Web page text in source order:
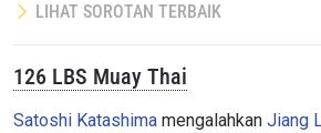
LIHAT SOROTAN TERBAIK
126 LBS Muay Thai
Satoshi Katashima mengalahkan Jiang